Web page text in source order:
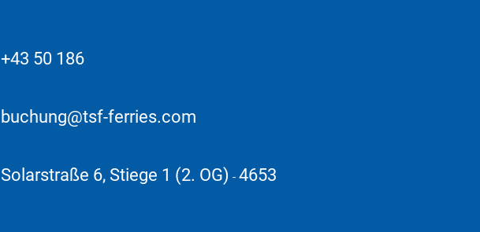
+43 50 186
buchung@tsf-ferries.com
Solarstraße 6, Stiege 1 (2. OG) - 4653